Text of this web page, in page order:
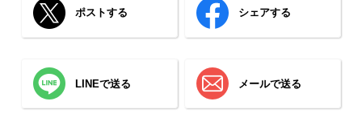
ポストする シェアする
LINEで送る メールで送る